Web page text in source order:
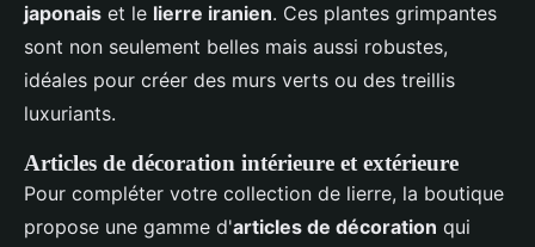
japonais et le lierre iranien. Ces plantes grimpantes
sont non seulement belles mais aussi robustes,
idéales pour créer des murs verts ou des treillis
luxuriants.
Articles de décoration intérieure et extérieure
Pour compléter votre collection de lierre, la boutique
propose une gamme d'articles de décoration qui